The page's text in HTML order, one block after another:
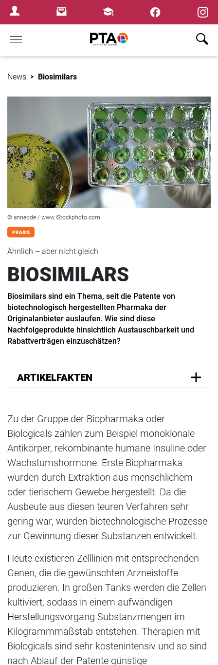
Login MenuNewsletterFortbildungen
Home
News Biosimilars
© annedde / www.iStockphoto.com
PRAXIS
Ähnlich – aber nicht gleich
BIOSIMILARS
Biosimilars sind ein Thema, seit die Patente von
biotechnologisch hergestellten Pharmaka der
Originalanbieter auslaufen. Wie sind diese
Nachfolgeprodukte hinsichtlich Austauschbarkeit und
Rabattverträgen einzuschätzen?
ARTIKELFAKTEN
Zu der Gruppe der Biopharmaka oder
Biologicals zählen zum Beispiel monoklonale
Antikörper, rekombinante humane Insuline oder
Wachstumshormone. Erste Biopharmaka
wurden durch Extraktion aus menschlichem
oder tierischem Gewebe hergestellt. Da die
Ausbeute aus diesen teuren Verfahren sehr
gering war, wurden biotechnologische Prozesse
zur Gewinnung dieser Substanzen entwickelt.
Heute existieren Zelllinien mit entsprechenden
Genen, die die gewünschten Arzneistoffe
produzieren. In großen Tanks werden die Zellen
kultiviert, sodass in einem aufwändigen
Herstellungsvorgang Substanzmengen im
Kilogrammmaßstab entstehen. Therapien mit
Biologicals sind sehr kostenintensiv und so sind
nach Ablauf der Patente günstige
×